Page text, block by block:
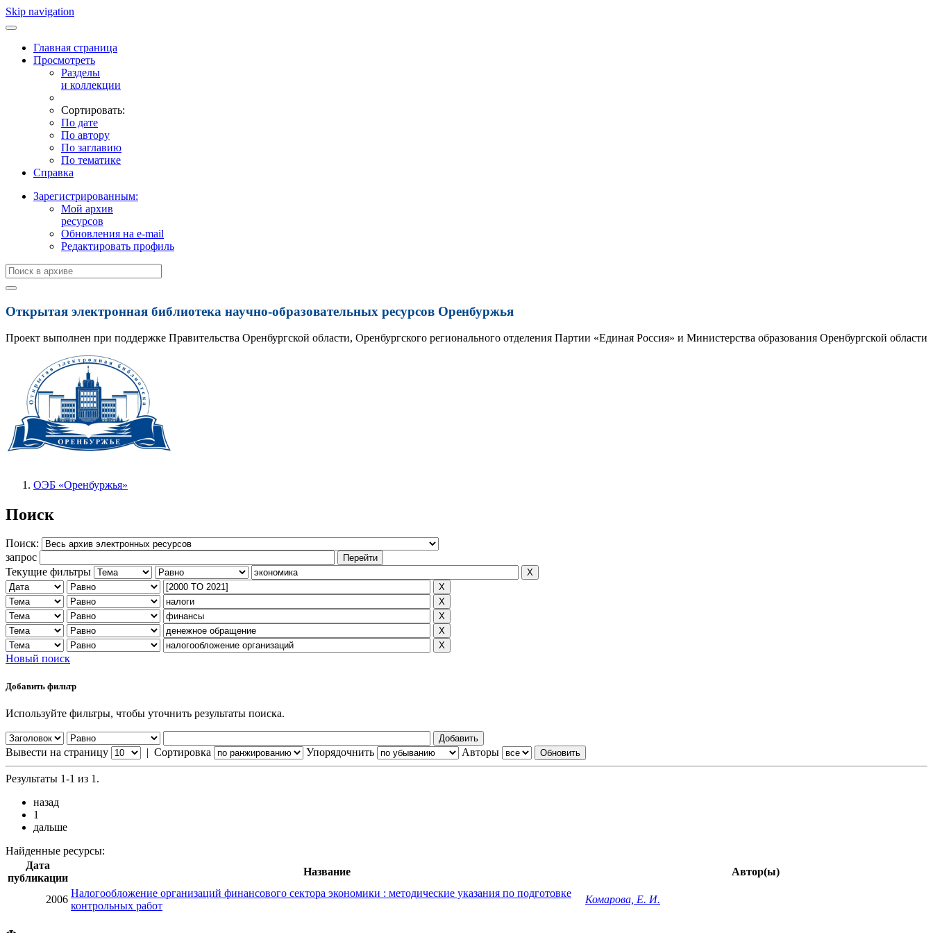
Skip navigation
Главная страница
Просмотреть
Разделы
и коллекции
Сортировать:
По дате
По автору
По заглавию
По тематике
Справка
Зарегистрированным:
Мой архив
ресурсов
Обновления на e-mail
Редактировать профиль
Открытая электронная библиотека научно-образовательных ресурсов Оренбуржья
Проект выполнен при поддержке Правительства Оренбургской области, Оренбургского регионального отделения Партии «Единая Россия» и Министерства образования Оренбургской области
ОЭБ «Оренбуржья»
Поиск
Поиск:
запрос
Текущие фильтры
Новый поиск
Добавить фильтр
Используйте фильтры, чтобы уточнить результаты поиска.
Вывести на страницу | Сортировка Упорядочнить Авторы
Результаты 1-1 из 1.
назад
1
дальше
Найденные ресурсы:
Дата
публикации
Название Автор(ы)
2006
Налогообложение организаций финансового сектора экономики : методические указания по подготовке
контрольных работ
Комарова, Е. И.